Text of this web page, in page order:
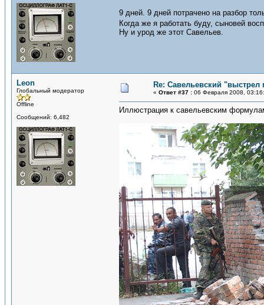
9 дней. 9 дней потрачено на разбор
Когда же я работать буду, сыновей
Ну и урод же этот Савельев.
Leon
Глобальный модератор
Offline
Сообщений: 6,482
Re: Савельевский "выстрел
« Ответ #37 : 06 Февраля 2008,
Иллюстрация к савельевским